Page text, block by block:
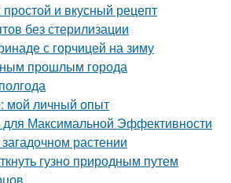
и вкусный рецепт
без стерилизации
с горчицей на зиму
прошлым города
мой личный опыт
для Максимальной Эффективности
растении
гузно природным путем